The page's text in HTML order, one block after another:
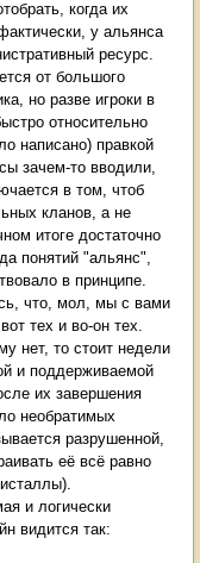
когда их
у альянса
ресурс.
от большого
но разве игроки в
относительно
написано) правкой
зачем-то вводили,
в том, чтоб
кланов, а не
итоге достаточно
понятий "альянс",
в принципе.
что, мол, мы с вами
тех и во-он тех.
нет, то стоит недели
и поддерживаемой
их завершения
необратимых
разрушенной,
её всё равно
и логически
видится так: